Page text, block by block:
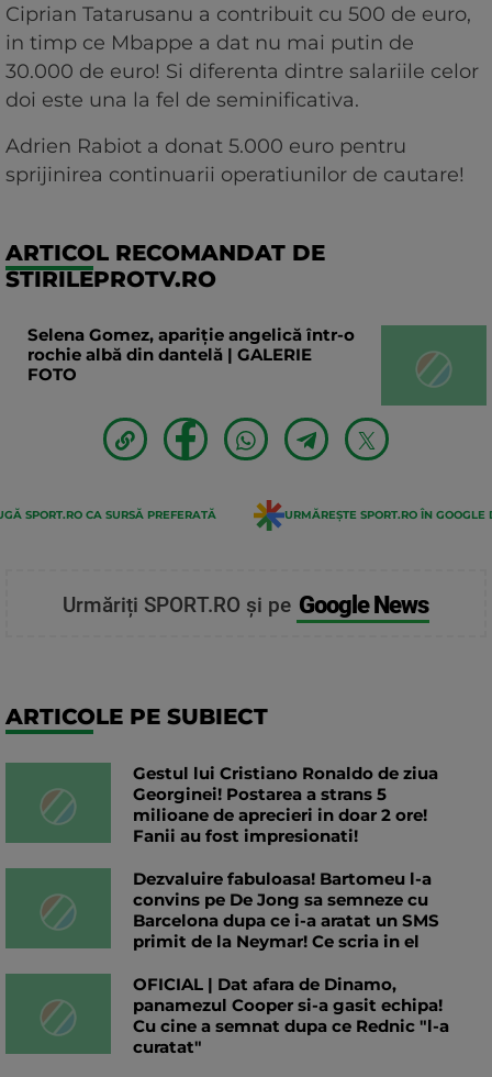
Ciprian Tatarusanu a contribuit cu 500 de euro,
in timp ce Mbappe a dat nu mai putin de
30.000 de euro! Si diferenta dintre salariile celor
doi este una la fel de seminificativa.
Adrien Rabiot a donat 5.000 euro pentru
sprijinirea continuarii operatiunilor de cautare!
ARTICOL RECOMANDAT DE
STIRILEPROTV.RO
Selena Gomez, apariție angelică într-o
rochie albă din dantelă | GALERIE
FOTO
SPORT.RO CA SURSĂ PREFERATĂ URMĂREȘTE SPORT.RO ÎN GOOGLE
Urmăriți SPORT.RO și pe Google News
ARTICOLE PE SUBIECT
Gestul lui Cristiano Ronaldo de ziua
Georginei! Postarea a strans 5
milioane de aprecieri in doar 2 ore!
Fanii au fost impresionati!
Dezvaluire fabuloasa! Bartomeu l-a
convins pe De Jong sa semneze cu
Barcelona dupa ce i-a aratat un SMS
primit de la Neymar! Ce scria in el
OFICIAL | Dat afara de Dinamo,
panamezul Cooper si-a gasit echipa!
Cu cine a semnat dupa ce Rednic "l-a
curatat"